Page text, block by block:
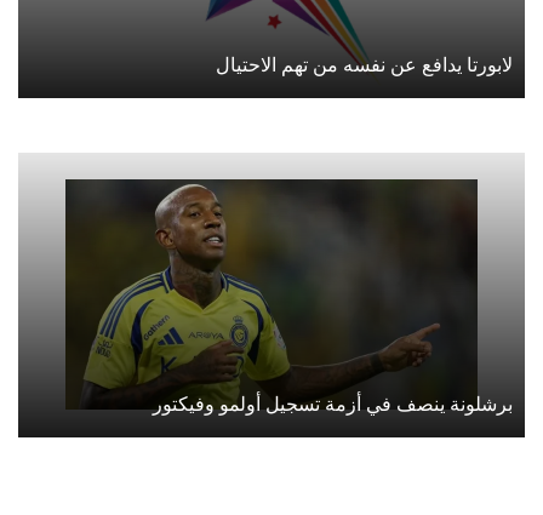
لابورتا يدافع عن نفسه من تهم الاحتيال
برشلونة ينصف في أزمة تسجيل أولمو وفيكتور